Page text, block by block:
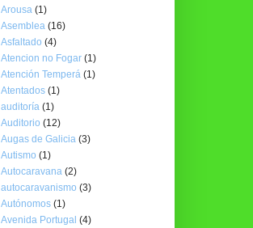
Arousa (1)
Asemblea (16)
Asfaltado (4)
Atencion no Fogar (1)
Atención Temperá (1)
Atentados (1)
auditoría (1)
Auditorio (12)
Augas de Galicia (3)
Autismo (1)
Autocaravana (2)
autocaravanismo (3)
Autónomos (1)
Avenida Portugal (4)